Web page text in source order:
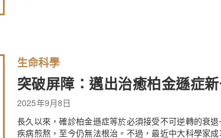
生命科學
突破屏障：邁出治癒柏金遜症
2025年9月8日
長久以來，確診柏金遜症等於必須接受不可逆轉的衰
疾病煎熬，至今仍無法根治。不過，最近中大科學家